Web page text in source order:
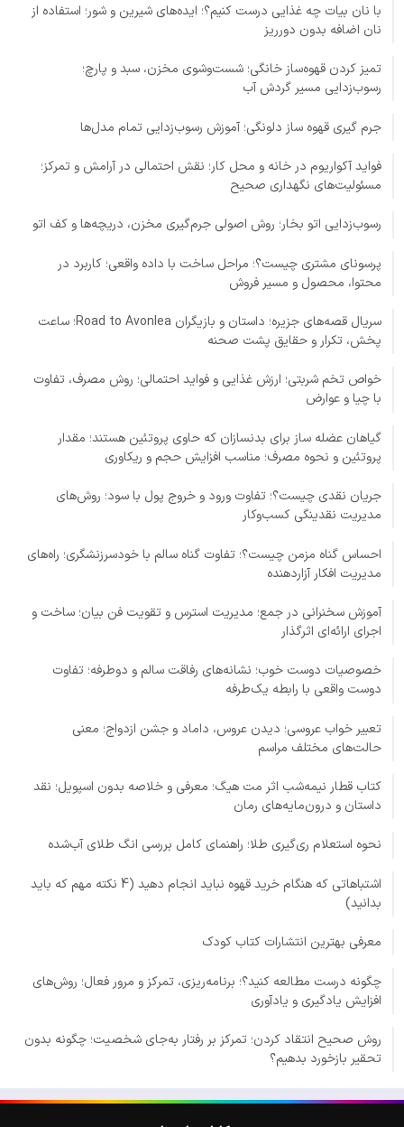
با نان بیات چه غذایی درست کنیم؟؛ ایده‌های شیرین و شور؛ استفاده از
نان اضافه بدون دورریز
تمیز کردن قهوه‌ساز خانگی؛ شست‌وشوی مخزن، سبد و پارچ؛
رسوب‌زدایی مسیر گردش آب
جرم گیری قهوه ساز دلونگی؛ آموزش رسوب‌زدایی تمام مدل‌ها
فواید آکواریوم در خانه و محل کار؛ نقش احتمالی در آرامش و تمرکز؛
مسئولیت‌های نگهداری صحیح
رسوب‌زدایی اتو بخار؛ روش اصولی جرم‌گیری مخزن، دریچه‌ها و کف اتو
پرسونای مشتری چیست؟؛ مراحل ساخت با داده واقعی؛ کاربرد در
محتوا، محصول و مسیر فروش
سریال قصه‌های جزیره؛ داستان و بازیگران Road to Avonlea؛ ساعت
پخش، تکرار و حقایق پشت صحنه
خواص تخم شربتی؛ ارزش غذایی و فواید احتمالی؛ روش مصرف، تفاوت
با چیا و عوارض
گیاهان عضله ساز برای بدنسازان که حاوی پروتئین هستند؛ مقدار
پروتئین و نحوه مصرف؛ مناسب افزایش حجم و ریکاوری
جریان نقدی چیست؟؛ تفاوت ورود و خروج پول با سود؛ روش‌های
مدیریت نقدینگی کسب‌وکار
احساس گناه مزمن چیست؟؛ تفاوت گناه سالم با خودسرزنشگری؛ راه‌های
مدیریت افکار آزاردهنده
آموزش سخنرانی در جمع؛ مدیریت استرس و تقویت فن بیان؛ ساخت و
اجرای ارائه‌ای اثرگذار
خصوصیات دوست خوب؛ نشانه‌های رفاقت سالم و دوطرفه؛ تفاوت
دوست واقعی با رابطه یک‌طرفه
تعبیر خواب عروسی؛ دیدن عروس، داماد و جشن ازدواج؛ معنی
حالت‌های مختلف مراسم
کتاب قطار نیمه‌شب اثر مت هیگ؛ معرفی و خلاصه بدون اسپویل؛ نقد
داستان و درون‌مایه‌های رمان
نحوه استعلام ری‌گیری طلا؛ راهنمای کامل بررسی انگ طلای آب‌شده
اشتباهاتی که هنگام خرید قهوه نباید انجام دهید (4 نکته مهم که باید
بدانید)
معرفی بهترین انتشارات کتاب کودک
چگونه درست مطالعه کنید؟؛ برنامه‌ریزی، تمرکز و مرور فعال؛ روش‌های
افزایش یادگیری و یادآوری
روش صحیح انتقاد کردن؛ تمرکز بر رفتار به‌جای شخصیت؛ چگونه بدون
تحقیر بازخورد بدهیم؟